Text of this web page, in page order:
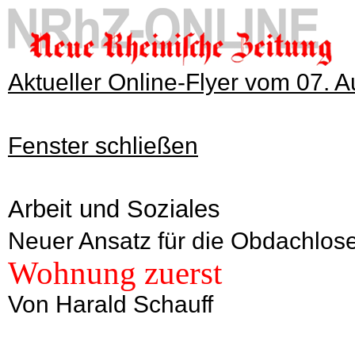
Aktueller Online-Flyer vom 07.
Fenster schließen
Arbeit und Soziales
Neuer Ansatz für die
Wohnung zuerst
Von Harald Schauff